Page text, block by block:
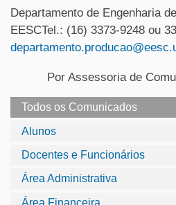
Todos os Comunicados
Alunos
Docentes e Funcionários
Área Administrativa
Área Financeira
Departamento de Engenharia
EESCTel.: (16) 3373-9248 ou
Por Assessoria de